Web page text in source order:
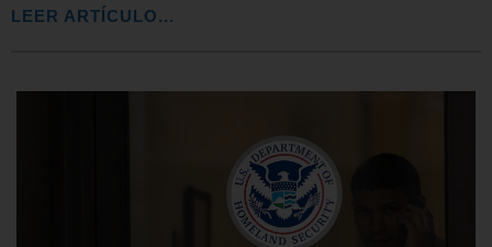
LEER ARTÍCULO...